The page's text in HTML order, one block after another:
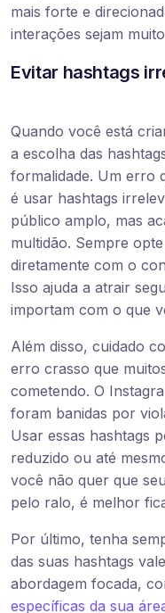
mais forte e
interações sejam
Evitar hashtags
Quando você está
a escolha das
formalidade. Um erro
é usar hashtags
público amplo, mas
multidão. Sempre
diretamente com o
Isso ajuda a atrair
importam com o que
Além disso, cuidado
erro crasso que
cometendo. O
foram banidas por
Usar essas hashtags
reduzido ou até
você não quer que
pelo ralo, é melhor
Por último, tenha
das suas hashtags
abordagem focada,
específicas da sua